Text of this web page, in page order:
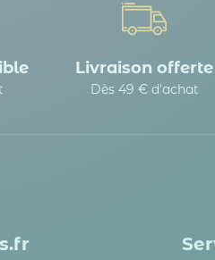
Livraison offerte
Dès 49 € d'achat